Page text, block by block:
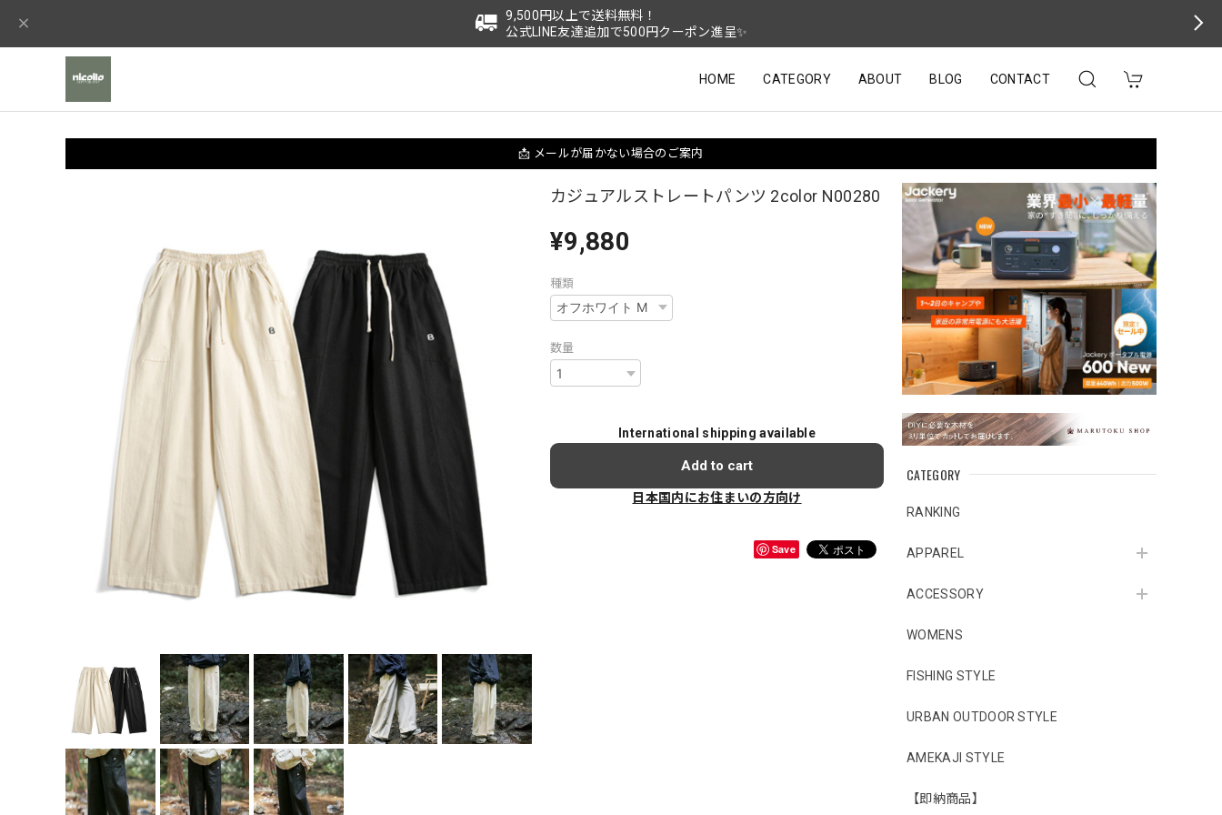
9,500円以上で送料無料！
公式LINE友達追加で500円クーポン進呈✨
HOME CATEGORY ABOUT BLOG CONTACT
📩 メールが届かない場合のご案内
CATEGORY
RANKING
APPAREL
ACCESSORY
WOMENS
FISHING STYLE
URBAN OUTDOOR STYLE
AMEKAJI STYLE
【即納商品】
カジュアルストレートパンツ 2color N00280
¥9,880
種類
数量
International shipping available
Add to cart
日本国内にお住まいの方向け
Save